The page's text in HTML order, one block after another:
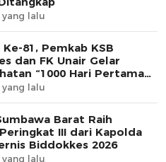
yang lalu
81, Pemkab KSB
dan FK Unair Gelar
“1000 Hari Pertama
yang lalu
Barat Raih
III dari Kapolda
Biddokkes 2026
yang lalu